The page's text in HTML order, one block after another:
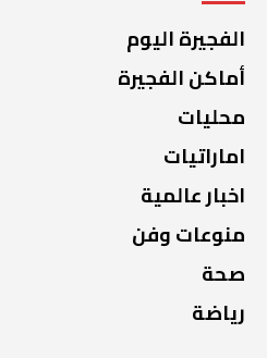
الفجيرة اليوم
أماكن الفجيرة
محليات
اماراتيات
اخبار عالمية
منوعات وفن
صحة
رياضة